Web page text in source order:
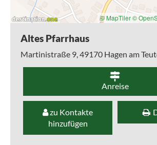
© MapTiler©
Altes Pfarrhaus
Martinistraße 9, 49170 Hagen am
Anreise
zu Kontakte
hinzufügen